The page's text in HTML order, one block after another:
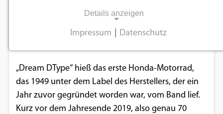
Nach 70 Jahren Fertigungshistorie passiert der
„Dream DType“ hieß das erste Honda-Motorrad,
das 1949 unter dem Label des Herstellers, der ein
Jahr zuvor gegründet worden war, vom Band lief.
Kurz vor dem Jahresende 2019, also genau 70
Details anzeigen
grundlegende Funktionen und sind für die
einwandfreie Funktion der Website
erforderlich.
Impressum Datenschutz